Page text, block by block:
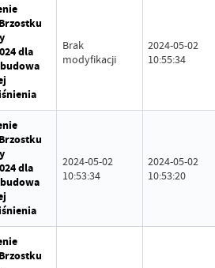
dla
Brak
modyfikacji
2024-05-02
10:55:34
dla
2024-05-02
10:53:34
2024-05-02
10:53:20